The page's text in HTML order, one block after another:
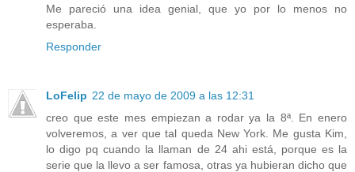
Me pareció una idea genial, que yo por lo menos no
esperaba.
Responder
LoFelip 22 de mayo de 2009 a las 12:31
creo que este mes empiezan a rodar ya la 8ª. En enero
volveremos, a ver que tal queda New York. Me gusta Kim,
lo digo pq cuando la llaman de 24 ahi está, porque es la
serie que la llevo a ser famosa, otras ya hubieran dicho que